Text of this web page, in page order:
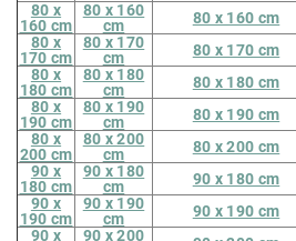
80 x
160 cm
80 x 160
cm
80 x 160 cm
80 x
170 cm
80 x 170
cm
80 x 170 cm
80 x
180 cm
80 x 180
cm
80 x 180 cm
80 x
190 cm
80 x 190
cm
80 x 190 cm
80 x
200 cm
80 x 200
cm
80 x 200 cm
90 x
180 cm
90 x 180
cm
90 x 180 cm
90 x
190 cm
90 x 190
cm
90 x 190 cm
90 x
90 x 200